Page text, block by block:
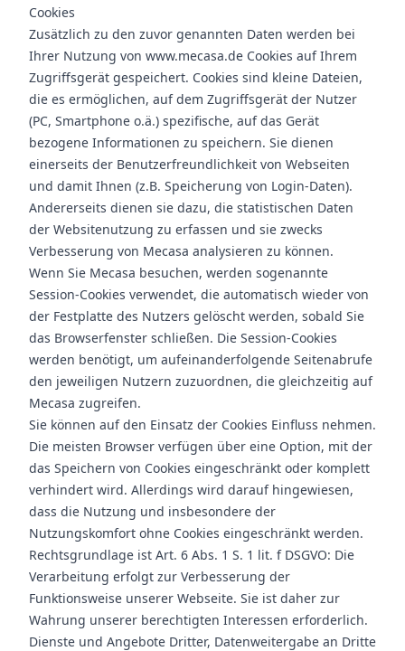
Cookies
Zusätzlich zu den zuvor genannten Daten werden bei
Ihrer Nutzung von www.mecasa.de Cookies auf Ihrem
Zugriffsgerät gespeichert. Cookies sind kleine Dateien,
die es ermöglichen, auf dem Zugriffsgerät der Nutzer
(PC, Smartphone o.ä.) spezifische, auf das Gerät
bezogene Informationen zu speichern. Sie dienen
einerseits der Benutzerfreundlichkeit von Webseiten
und damit Ihnen (z.B. Speicherung von Login-Daten).
Andererseits dienen sie dazu, die statistischen Daten
der Websitenutzung zu erfassen und sie zwecks
Verbesserung von Mecasa analysieren zu können.
Wenn Sie Mecasa besuchen, werden sogenannte
Session-Cookies verwendet, die automatisch wieder von
der Festplatte des Nutzers gelöscht werden, sobald Sie
das Browserfenster schließen. Die Session-Cookies
werden benötigt, um aufeinanderfolgende Seitenabrufe
den jeweiligen Nutzern zuzuordnen, die gleichzeitig auf
Mecasa zugreifen.
Sie können auf den Einsatz der Cookies Einfluss nehmen.
Die meisten Browser verfügen über eine Option, mit der
das Speichern von Cookies eingeschränkt oder komplett
verhindert wird. Allerdings wird darauf hingewiesen,
dass die Nutzung und insbesondere der
Nutzungskomfort ohne Cookies eingeschränkt werden.
Rechtsgrundlage ist Art. 6 Abs. 1 S. 1 lit. f DSGVO: Die
Verarbeitung erfolgt zur Verbesserung der
Funktionsweise unserer Webseite. Sie ist daher zur
Wahrung unserer berechtigten Interessen erforderlich.
Dienste und Angebote Dritter, Datenweitergabe an Dritte